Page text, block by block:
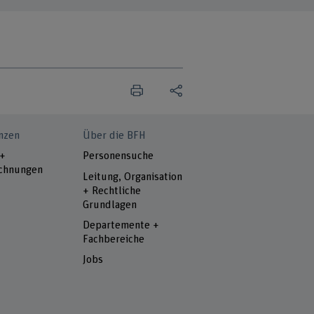
Über die BFH
Personensuche
Leitung, Organisation
+ Rechtliche
Grundlagen
Departemente +
Fachbereiche
Jobs